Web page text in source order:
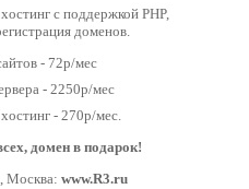
с поддержкой PHP,
доменов.
- 72р/мес
- 2250р/мес
- 270р/мес.
домен в подарок!
Москва: www.R3.ru